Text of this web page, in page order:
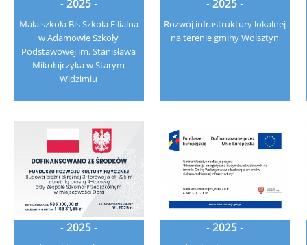
- 2025 -
Mała szkoła Bis Szkoła Filialna
w Adamowie Szkoły
Podstawowej im. Stanisława
Mikołajczyka w Starym
Widzimiu
- 2025 -
Rozwój infrastruktury lokalnej
na terenie gminy Wolsztyn
- 2025 - - 2025 -